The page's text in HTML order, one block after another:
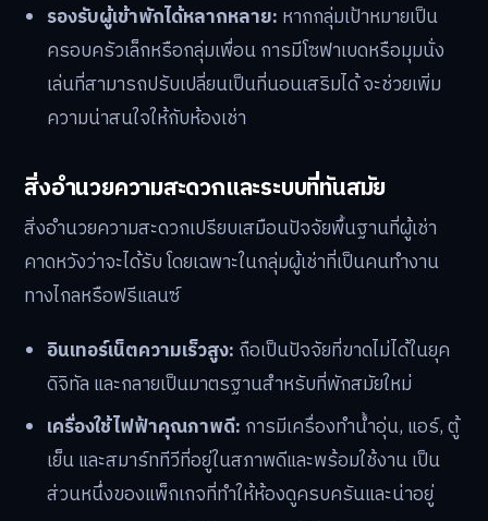
รองรับผู้เข้าพักได้หลากหลาย: หากกลุ่มเป้าหมายเป็น
ครอบครัวเล็กหรือกลุ่มเพื่อน การมีโซฟาเบดหรือมุมนั่ง
เล่นที่สามารถปรับเปลี่ยนเป็นที่นอนเสริมได้ จะช่วยเพิ่ม
ความน่าสนใจให้กับห้องเช่า
สิ่งอำนวยความสะดวกและระบบที่ทันสมัย
สิ่งอำนวยความสะดวกเปรียบเสมือนปัจจัยพื้นฐานที่ผู้เช่า
คาดหวังว่าจะได้รับ โดยเฉพาะในกลุ่มผู้เช่าที่เป็นคนทำงาน
ทางไกลหรือฟรีแลนซ์
อินเทอร์เน็ตความเร็วสูง: ถือเป็นปัจจัยที่ขาดไม่ได้ในยุค
ดิจิทัล และกลายเป็นมาตรฐานสำหรับที่พักสมัยใหม่
เครื่องใช้ไฟฟ้าคุณภาพดี: การมีเครื่องทำน้ำอุ่น, แอร์, ตู้
เย็น และสมาร์ททีวีที่อยู่ในสภาพดีและพร้อมใช้งาน เป็น
ส่วนหนึ่งของแพ็กเกจที่ทำให้ห้องดูครบครันและน่าอยู่